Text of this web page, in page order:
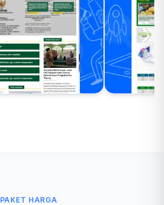
PAKET HARGA